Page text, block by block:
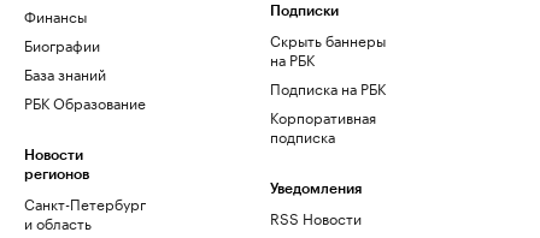
Финансы
Биографии
База знаний
РБК Образование
Новости
регионов
Санкт-Петербург
и область
Подписки
Скрыть баннеры
на РБК
Подписка на РБК
Корпоративная
подписка
Уведомления
RSS Новости